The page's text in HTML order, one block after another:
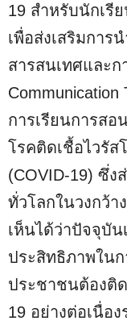
19 สําหรับนักเรี
เพื่อส่งเสริมการ
สารสนเทศและก
การเรียนการสอ
โรคติดเชื้อไวรัส
(COVID-19) ซึ่
ทั่วโลกในวงกว้า
เห็นได้ว่าปัจจุบัน
ประสิทธิภาพใน
ประชาชนต้องติ
19 อย่างต่อเนื่อง